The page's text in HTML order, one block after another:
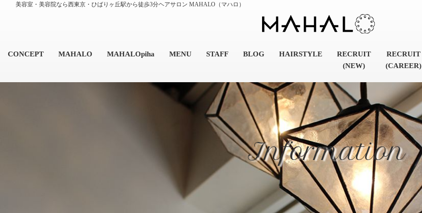
美容室・美容院なら西東京・ひばりヶ丘駅から徒歩3分ヘアサロン MAHALO（マハロ）
CONCEPT MAHALO MAHALOpiha MENU STAFF BLOG HAIRSTYLE
RECRUIT
(NEW)
RECRUIT
(CAREER)
Information